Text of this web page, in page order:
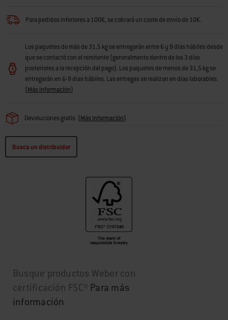
Para pedidos inferiores a 100€, se cobrará un coste de envío de 10€.
Los paquetes de más de 31,5 kg se entregarán entre 6 y 9 días hábiles desde
que se contactó con el remitente (generalmente dentro de los 3 días
posteriores a la recepción del pago). Los paquetes de menos de 31,5 kg se
entregarán en 6-9 días hábiles. Las entregas se realizan en días laborables.
(Más información)
Devoluciones gratis (Más información)
Busca un distribuidor
Busque productos Weber con
certificación FSC® Para más
información